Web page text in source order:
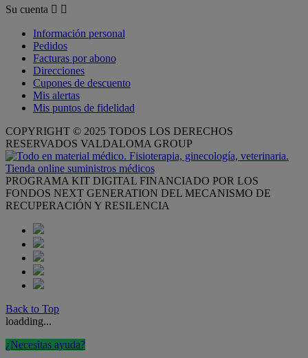
Su cuenta  
Información personal
Pedidos
Facturas por abono
Direcciones
Cupones de descuento
Mis alertas
Mis puntos de fidelidad
COPYRIGHT © 2025 TODOS LOS DERECHOS
RESERVADOS VALDALOMA GROUP
PROGRAMA KIT DIGITAL FINANCIADO POR LOS
FONDOS NEXT GENERATION DEL MECANISMO DE
RECUPERACIÓN Y RESILENCIA
Back to Top
loadding...
¿Necesitas ayuda?